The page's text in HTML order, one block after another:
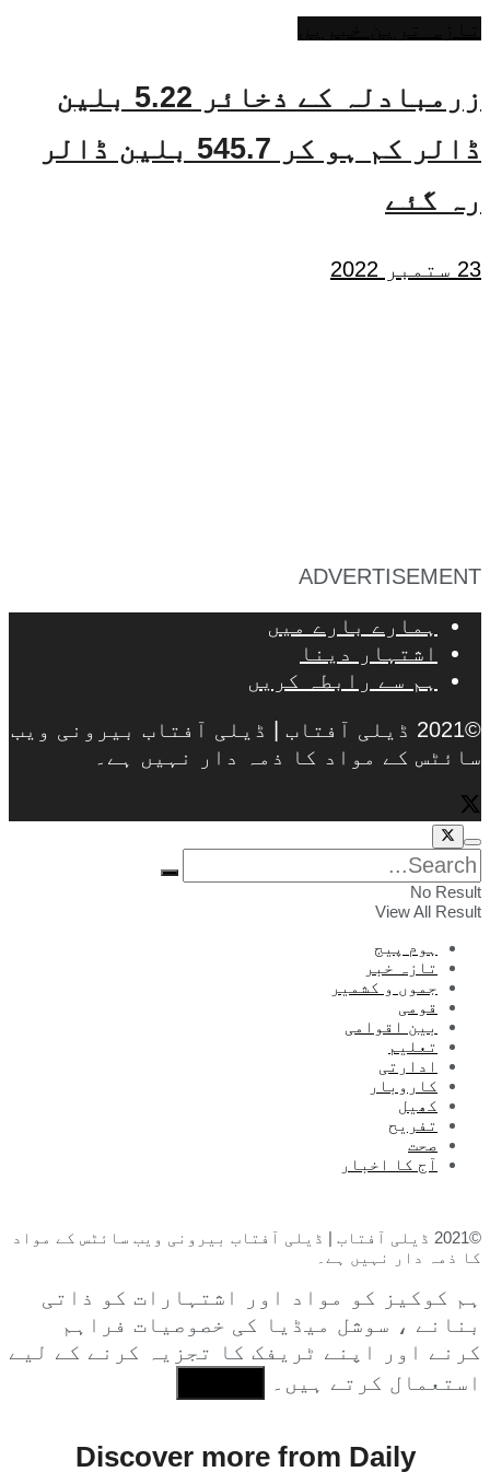
زرمبادلہ کے ذخائر 5.22 بلین
ڈالر کم ہو کر 545.7 بلین ڈالر
رہ گئے
23 ستمبر 2022
ADVERTISEMENT
ہمارے بارے میں
اشتہار دینا
ہم سے رابطہ کریں
©2021 ڈیلی آفتاب | ڈیلی آفتاب بیرونی ویب
سائٹس کے مواد کا ذمہ دار نہیں ہے۔
No Result
View All Result
ہوم پیج
تازہ خبر
جموں و کشمیر
قومی
بین اقوامی
تعلیم
ادارتی
کاروبار
کھیل
تفریح
صحت
آج کا اخبار
©2021 ڈیلی آفتاب | ڈیلی آفتاب بیرونی ویب سائٹس کے مواد
کا ذمہ دار نہیں ہے۔
ہم کوکیز کو مواد اور اشتہارات کو ذاتی
بنانے ، سوشل میڈیا کی خصوصیات فراہم
کرنے اور اپنے ٹریفک کا تجزیہ کرنے کے لیے
استعمال کرتے ہیں۔
Discover more from Daily